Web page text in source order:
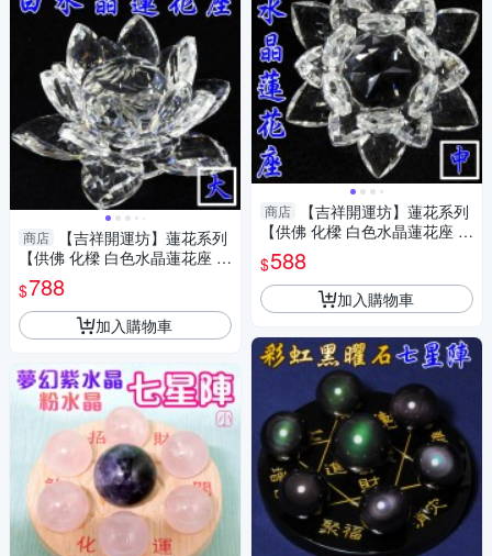
商店
【吉祥開運坊】蓮花系列
【供佛 化樑 白色水晶蓮花座 大
型】開光 擇日
$788
加入購物車
商店
【吉祥開運坊】蓮花系列
【供佛 化樑 白色水晶蓮花座 中
型】開光 擇日
$588
加入購物車